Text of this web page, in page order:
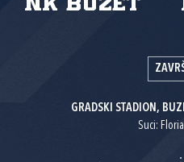
NK Buzet
GRADSKI STADION,
Suci: